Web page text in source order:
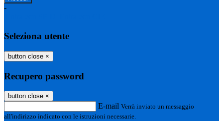
-
Seleziona utente
button close ×
Recupero password
button close ×
E-mail Verrà inviato un messaggio
all'indirizzo indicato con le istruzioni necessarie.